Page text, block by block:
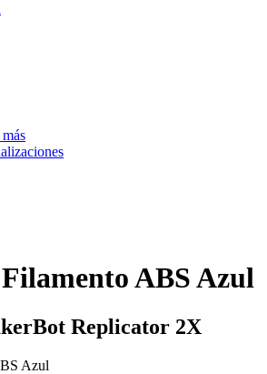
Filamento ABS Azul
Replicator 2X
Azul